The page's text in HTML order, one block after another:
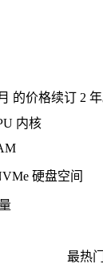
的价格续订 2
内核
硬盘空间
最热门